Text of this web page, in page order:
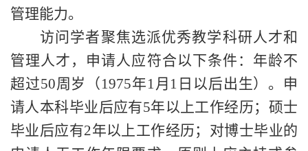
管理能力。
访问学者聚焦选派优秀教学科研人才和
管理人才，申请人应符合以下条件：年龄不
超过50周岁（1975年1月1日以后出生）。申
请人本科毕业后应有5年以上工作经历；硕士
毕业后应有2年以上工作经历；对博士毕业的